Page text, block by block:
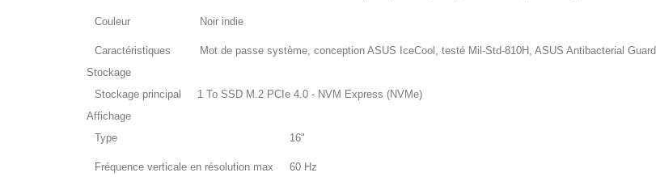
Couleur Noir indie
Caractéristiques
Mot de passe système, conception ASUS IceCool, testé Mil-Std-810H, ASUS Antibacterial Guard
Stockage
Stockage principal
1 To SSD M.2 PCIe 4.0 - NVM Express (NVMe)
Affichage
Type
16"
Fréquence verticale en résolution max 60 Hz